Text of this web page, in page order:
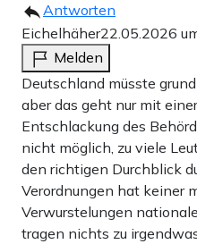
Antworten
Eichelhäher22.05.2026
Melden
Deutschland müsste
aber das geht nur mit
Entschlackung des
nicht möglich, zu viele
den richtigen Durchblick
Verordnungen hat keiner
Verwurstelungen
tragen nichts zu